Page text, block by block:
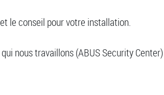
le conseil pour votre installation.
nous travaillons (ABUS Security Center)